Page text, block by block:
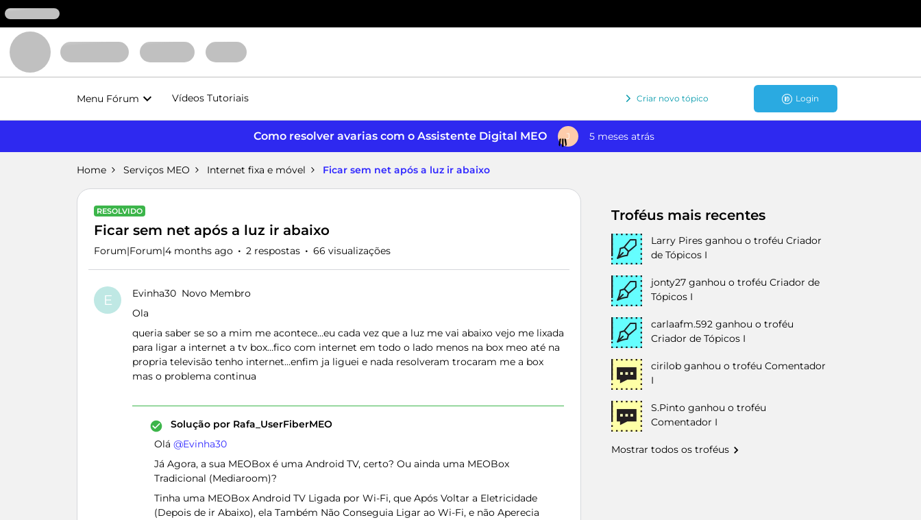
Menu Fórum Vídeos Tutoriais Criar novo tópico Login
Como resolver avarias com o Assistente Digital MEO J 5 meses atrás
Home Serviços MEO Internet fixa e móvel Ficar sem net após a luz ir abaixo
RESOLVIDO
Ficar sem net após a luz ir abaixo
Forum|Forum|4 months ago 2 respostas 66 visualizações
E Evinha30 Novo Membro
Ola
queria saber se so a mim me acontece…eu cada vez que a luz me vai abaixo vejo me lixada
para ligar a internet a tv box…fico com internet em todo o lado menos na box meo até na
propria televisão tenho internet…enfim ja liguei e nada resolveram trocaram me a box
mas o problema continua
Solução por Rafa_UserFiberMEO
Olá ​ @Evinha30
Já Agora, a sua MEOBox é uma Android TV, certo? Ou ainda uma MEOBox
Tradicional (Mediaroom)?
Tinha uma MEOBox Android TV Ligada por Wi-Fi, que Após Voltar a Eletricidade
(Depois de ir Abaixo), ela Também Não Conseguia Ligar ao Wi-Fi, e não Aperecia
Troféus mais recentes
Larry Pires ganhou o troféu Criador
de Tópicos I
jonty27 ganhou o troféu Criador de
Tópicos I
carlaafm.592 ganhou o troféu
Criador de Tópicos I
cirilob ganhou o troféu Comentador
I
S.Pinto ganhou o troféu
Comentador I
Mostrar todos os troféus